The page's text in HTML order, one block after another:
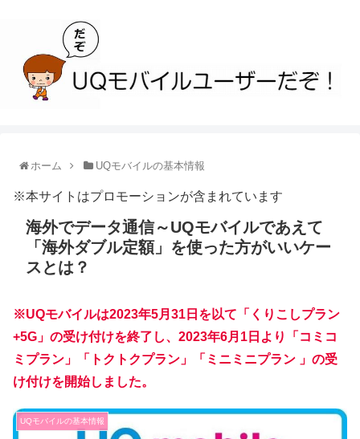
ホーム UQモバイルの基本情報
※本サイトはプロモーションが含まれています
海外でデータ通信～UQモバイルであえて
「海外ダブル定額」を使った方がいいケー
スとは？
※UQモバイルは2023年5月31日を以て「くりこしプラン
+5G」の受け付けを終了し、2023年6月1日より「コミコ
ミプラン」「トクトクプラン」「ミニミニプラン 」の受
け付けを開始しました。
UQモバイルの基本情報